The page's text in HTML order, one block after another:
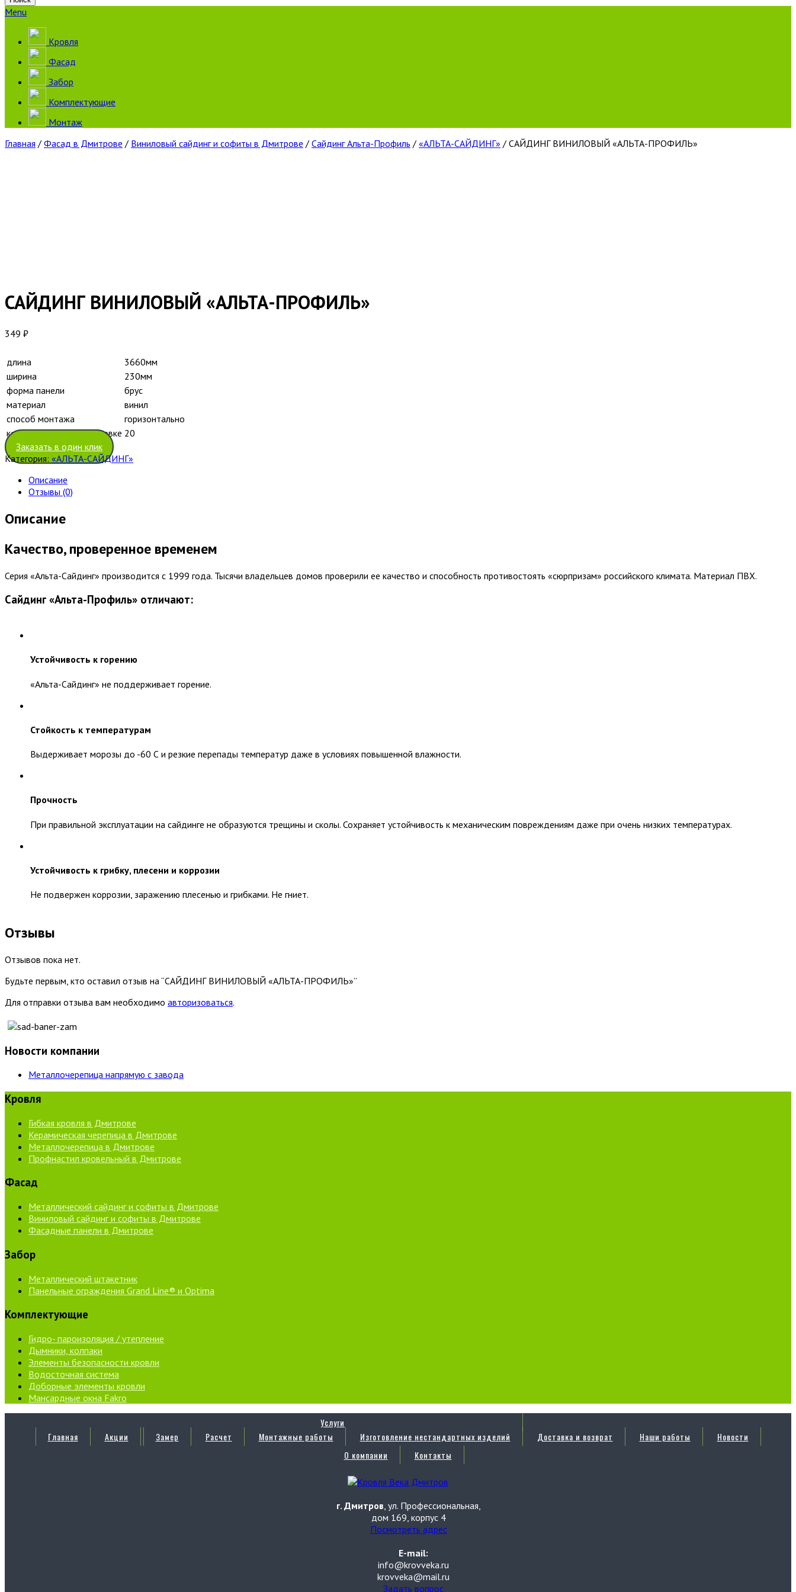
Menu
Кровля
Фасад
Забор
Комплектующие
Монтаж
Главная / Фасад в Дмитрове / Виниловый сайдинг и софиты в Дмитрове / Сайдинг Альта-Профиль / «АЛЬТА-САЙДИНГ» / САЙДИНГ ВИНИЛОВЫЙ «АЛЬТА-ПРОФИЛЬ»
САЙДИНГ ВИНИЛОВЫЙ «АЛЬТА-ПРОФИЛЬ»
349 ₽
длина
3660мм
ширина
230мм
форма панели
брус
материал
винил
способ монтажа
горизонтально
количество штук в упаковке 20
Заказать в один клик
Категория: «АЛЬТА-САЙДИНГ»
Описание
Отзывы (0)
Описание
Качество, проверенное временем
Серия «Альта-Сайдинг» производится с 1999 года. Тысячи владельцев домов проверили ее качество и способность противостоять «сюрпризам» российского климата. Материал ПВХ.
Сайдинг «Альта-Профиль» отличают:
Устойчивость к горению
«Альта-Сайдинг» не поддерживает горение.
Стойкость к температурам
Выдерживает морозы до -60 С и резкие перепады температур даже в условиях повышенной влажности.
Прочность
При правильной эксплуатации на сайдинге не образуются трещины и сколы. Сохраняет устойчивость к механическим повреждениям даже при очень низких температурах.
Устойчивость к грибку, плесени и коррозии
Не подвержен коррозии, заражению плесенью и грибками. Не гниет.
Отзывы
Отзывов пока нет.
Будьте первым, кто оставил отзыв на “САЙДИНГ ВИНИЛОВЫЙ «АЛЬТА-ПРОФИЛЬ»”
Для отправки отзыва вам необходимо авторизоваться.
Новости компании
Металлочерепица напрямую с завода
Кровля
Гибкая кровля в Дмитрове
Керамическая черепица в Дмитрове
Металлочерепица в Дмитрове
Профнастил кровельный в Дмитрове
Фасад
Металлический сайдинг и софиты в Дмитрове
Виниловый сайдинг и софиты в Дмитрове
Фасадные панели в Дмитрове
Забор
Металлический штакетник
Панельные ограждения Grand Line® и Optima
Комплектующие
Гидро- пароизоляция / утепление
Дымники, колпаки
Элементы безопасности кровли
Водосточная система
Доборные элементы кровли
Мансардные окна Fakro
Главная Акции
Услуги
Замер
Расчет Монтажные работы Изготовление нестандартных изделий Доставка и возврат Наши работы
Новости
О компании
Контакты
г. Дмитров, ул. Профессиональная,
дом 169, корпус 4
Посмотреть адрес
E-mail:
info@krovveka.ru
krovveka@mail.ru
Задать вопрос